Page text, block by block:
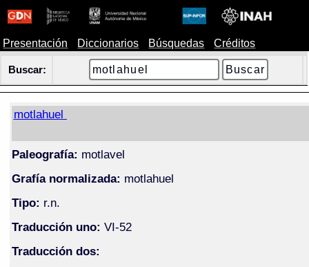
Presentación Diccionarios Búsquedas Créditos
Buscar:
motlahuel
Paleografía: motlavel
Grafía normalizada: motlahuel
Tipo: r.n.
Traducción uno: VI-52
Traducción dos: